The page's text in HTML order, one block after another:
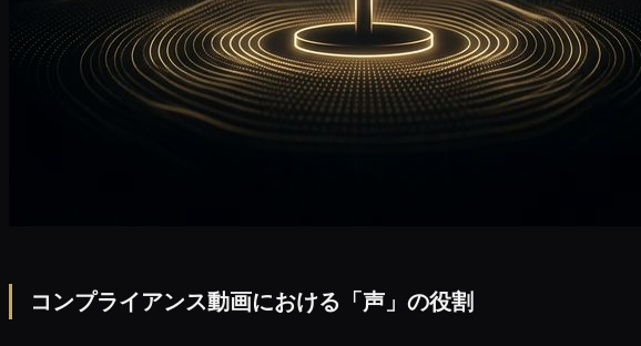
コンプライアンス動画における「声」の役割